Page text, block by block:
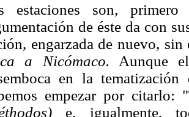
estaciones son,
de éste da con
engarzada de nuevo,
a Nicómaco. Aunque
en la
empezar por citarlo:
e, igualmente,